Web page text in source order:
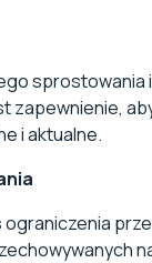
i aktualne.